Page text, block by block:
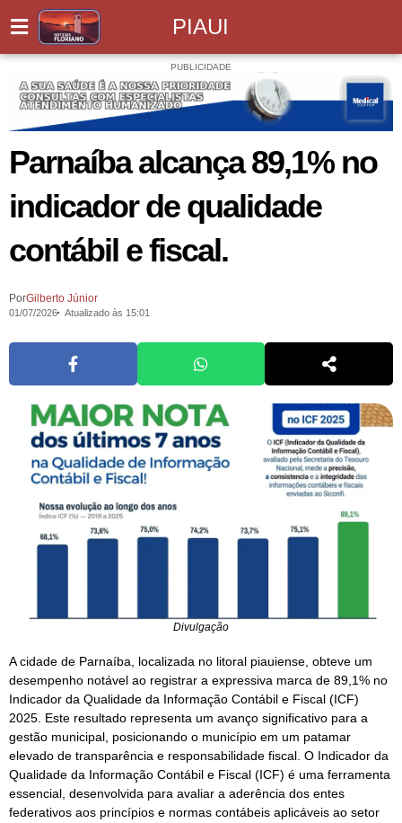
PIAUI
PUBLICIDADE
Parnaíba alcança 89,1% no
indicador de qualidade
contábil e fiscal.
PorGilberto Júnior
01/07/2026 Atualizado às 15:01
Divulgação
A cidade de Parnaíba, localizada no litoral piauiense, obteve um
desempenho notável ao registrar a expressiva marca de 89,1% no
Indicador da Qualidade da Informação Contábil e Fiscal (ICF)
2025. Este resultado representa um avanço significativo para a
gestão municipal, posicionando o município em um patamar
elevado de transparência e responsabilidade fiscal. O Indicador da
Qualidade da Informação Contábil e Fiscal (ICF) é uma ferramenta
essencial, desenvolvida para avaliar a aderência dos entes
federativos aos princípios e normas contábeis aplicáveis ao setor